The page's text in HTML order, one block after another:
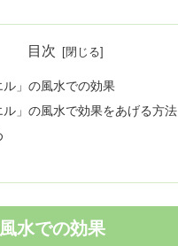
目次
ル」の風水での効果
ル」の風水で効果をあげる方法
水での効果